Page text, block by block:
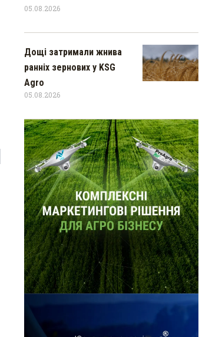
05.08.2026
Дощі затримали жнива
ранніх зернових у KSG
Agro
05.08.2026